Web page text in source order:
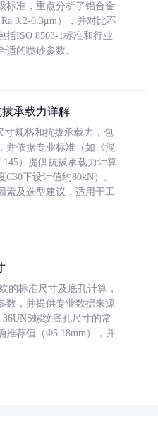
标准，重点分析了铝合金
3.2-6.3μm），并对比不
括ISO 8503-1标准和行业
的喷砂参数。
承载力详解
寸规格和抗拔承载力，包
并依据专业标准（如《混
）提供抗拔承载力计算
下设计值约80kN）。
素及选型建议，适用于工
的标准尺寸及底孔计算，
数，并提供专业数据来源
36UNS螺纹底孔尺寸的常
推荐值（Φ5.18mm），并